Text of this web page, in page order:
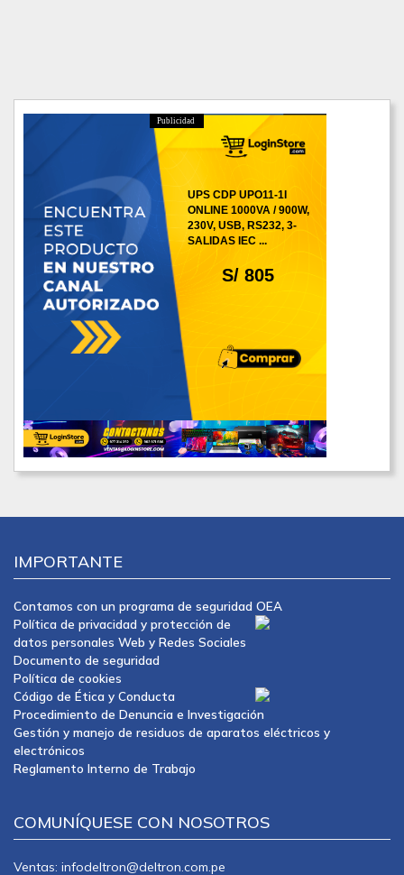
Publicidad
S/ 805
UPS CDP UPO11-1I
ONLINE 1000VA / 900W,
230V, USB, RS232, 3-
SALIDAS IEC ...
IMPORTANTE
Contamos con un programa de seguridad OEA
Política de privacidad y protección de
datos personales Web y Redes Sociales
Documento de seguridad
Política de cookies
Código de Ética y Conducta
Procedimiento de Denuncia e Investigación
Gestión y manejo de residuos de aparatos eléctricos y
electrónicos
Reglamento Interno de Trabajo
COMUNÍQUESE CON NOSOTROS
Ventas: infodeltron@deltron.com.pe